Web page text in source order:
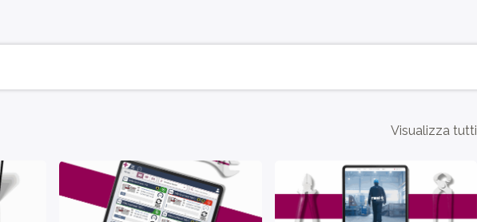
Visualizza tutti